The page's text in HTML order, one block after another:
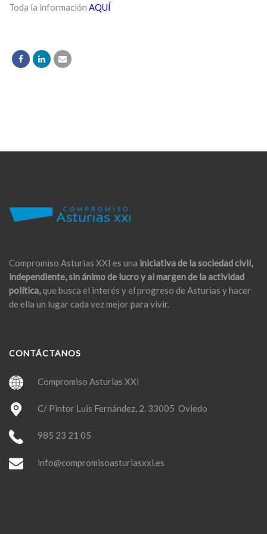
Toda la información AQUÍ
Compromiso Asturias XXI es una iniciativa de la sociedad civil,
independiente, sin ánimo de lucro y al margen de la actividad
política,que busca el interés y el progreso de Asturias y hacer
de ella un lugar cada vez mejor para vivir.
CONTÁCTANOS
Compromiso Asturias XXI
C/ Pintor Luis Fernández, 2. 33005 Oviedo
985 23 21 05
info@compromisoasturiasxxi.es